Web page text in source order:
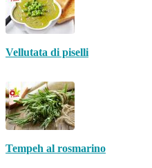
Vellutata di piselli
Tempeh al rosmarino